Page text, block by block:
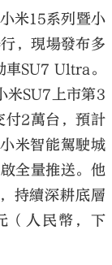
米15系列暨小
，現場發布多
SU7 Ultra。
米SU7上市第3
付2萬台，預計
米智能駕駛城
全量推送。他
持續深耕底層
（人民幣，下